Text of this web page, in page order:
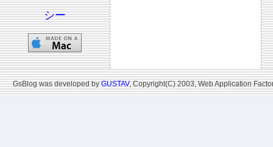
シー
GsBlog was developed byGUSTAV, Copyright(C) 2003, Web Application